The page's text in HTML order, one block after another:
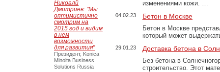
изменениями кожи. …
04.02.23 Бетон в Москве
Бетон в Москве
который может
29.01.23 Доставка бетона в
Без бетона в
строительство. Этот
Никоалй
Дмитриев: "Мы
оптимистично
смотрим на
2015 год и видим
в нем
возможности
для развития"
Президент, Konica
Minolta Business
Solutions Russia